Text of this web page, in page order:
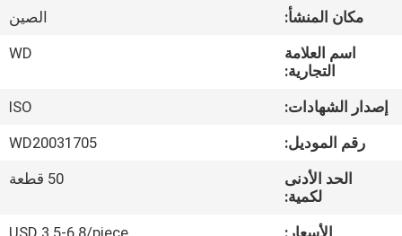
معلومات
جولة
المصنع
مكان المنشأ:
الصين
اسم العلامة
التجارية:
WD
إصدار الشهادات:
ISO
رقم الموديل:
WD20031705
الحد الأدنى
لكمية:
50 قطعة